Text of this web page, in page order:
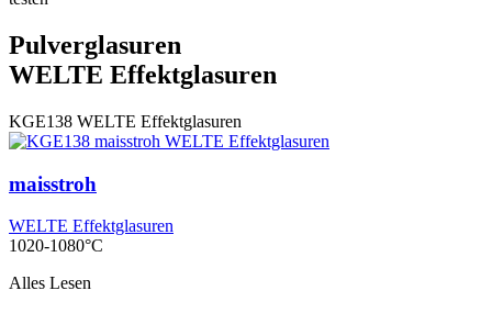
Pulverglasuren
WELTE Effektglasuren
KGE138 WELTE Effektglasuren
maisstroh
WELTE Effektglasuren
1020-1080°C
Alles Lesen